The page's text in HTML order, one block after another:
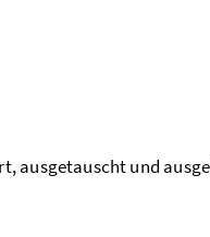
ausgetauscht und